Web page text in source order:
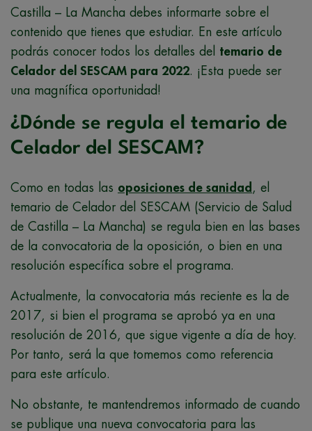
Castilla – La Mancha debes informarte sobre el
contenido que tienes que estudiar. En este artículo
podrás conocer todos los detalles del temario de
Celador del SESCAM para 2022. ¡Esta puede ser
una magnífica oportunidad!
¿Dónde se regula el temario de
Celador del SESCAM?
Como en todas las oposiciones de sanidad , el
temario de Celador del SESCAM (Servicio de Salud
de Castilla – La Mancha) se regula bien en las bases
de la convocatoria de la oposición, o bien en una
resolución específica sobre el programa.
Actualmente, la convocatoria más reciente es la de
2017, si bien el programa se aprobó ya en una
resolución de 2016, que sigue vigente a día de hoy.
Por tanto, será la que tomemos como referencia
para este artículo.
No obstante, te mantendremos informado de cuando
se publique una nueva convocatoria para las